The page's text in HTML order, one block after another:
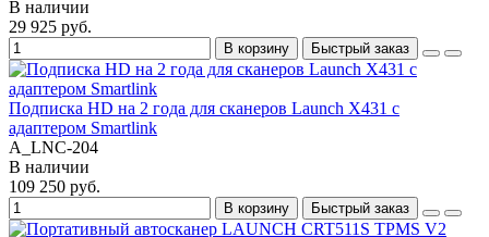
В наличии
29 925 руб.
В корзину Быстрый заказ
Подписка HD на 2 года для сканеров Launch X431 с
адаптером Smartlink
A_LNC-204
В наличии
109 250 руб.
В корзину Быстрый заказ